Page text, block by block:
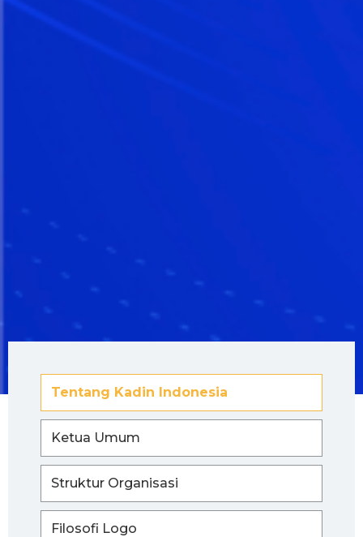
Tentang Kadin Indonesia
Ketua Umum
Struktur Organisasi
Filosofi Logo